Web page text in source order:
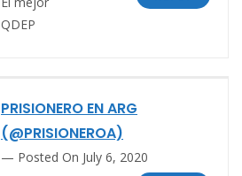
QDEP
PRISIONERO EN ARG
(@PRISIONEROA)
Posted On July 6, 2020